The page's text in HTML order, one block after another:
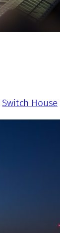
Switch House